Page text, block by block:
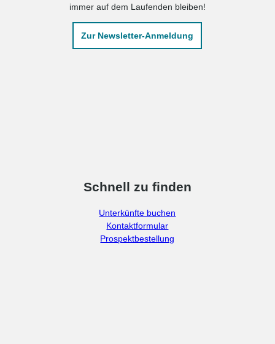
immer auf dem Laufenden bleiben!
Zur Newsletter-Anmeldung
Schnell zu finden
Unterkünfte buchen
Kontaktformular
Prospektbestellung